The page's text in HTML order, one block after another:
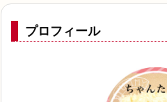
プロフィール